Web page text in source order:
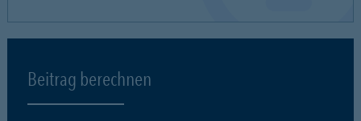
Beitrag berechnen